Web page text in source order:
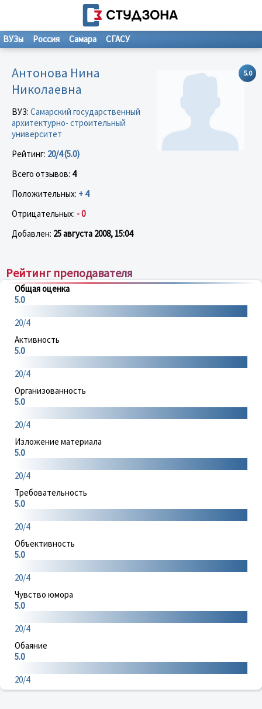
ВУЗы Россия Самара СГАСУ
5.0
Антонова Нина
Николаевна
ВУЗ: Самарский государственный
архитектурно- строительный
университет
Рейтинг: 20/4 (5.0)
Всего отзывов: 4
Положительных: + 4
Отрицательных: - 0
Добавлен: 25 августа 2008, 15:04
Рейтинг преподавателя
Общая оценка
5.0
20/4
Активность
5.0
20/4
Организованность
5.0
20/4
Изложение материала
5.0
20/4
Требовательность
5.0
20/4
Объективность
5.0
20/4
Чувство юмора
5.0
20/4
Обаяние
5.0
20/4